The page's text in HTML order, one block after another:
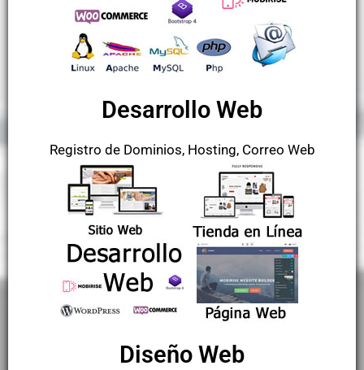
Desarrollo Web
Registro de Dominios, Hosting, Correo Web
Diseño Web